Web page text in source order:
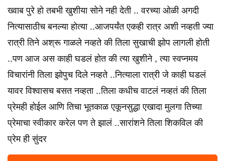
ख्वाब पुरे हो तबभी खुशीया सोने नही देती .. वरच्या ओळी अगदी
नित्यासाठीच बनल्या होत्या ..आजपर्यंत एकही रात्र अशी नव्हती ज्या
रात्री तिने अश्रू गाळले नव्हते की तिला सुखाची झोप लागली होती
..पण आज अस काही घडलं होत की त्या खुशीने , त्या स्वप्नमय
विचारांनी तिला झोपुच दिले नव्हते ..नित्याला रात्री जे काही घडलं
यावर विश्वासच बसत नव्हता ..तिला कधीच वाटलं नव्हतं की तिला
प्रेमही होईल आणि तिचा भूतकाळ एकूनसुद्धा एखादा मुलगा तिच्या
प्रेमाचा स्वीकार करेल पण ते झालं ..सारांशने तिला शिकविल की
प्रेम ही सुंदर